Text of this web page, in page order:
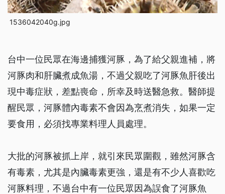
1536042040g.jpg
台中一位民眾在海邊捕獲河豚，為了給父親進補，將
河豚肉和肝臟煮成魚湯，不過父親吃了河豚魚肝後出
現中毒症狀，差點喪命，所幸及時送醫急救。醫師提
醒民眾，河豚體內毒素不會因為烹煮消失，如果一定
要食用，必須找專業料理人員處理。
大批的河豚被抓上岸，就引來民眾圍觀，雖然河豚含
有毒素，尤其是內臟毒素更強，還是有不少人喜歡吃
河豚料理，不過台中有一位民眾因為誤食了河豚魚